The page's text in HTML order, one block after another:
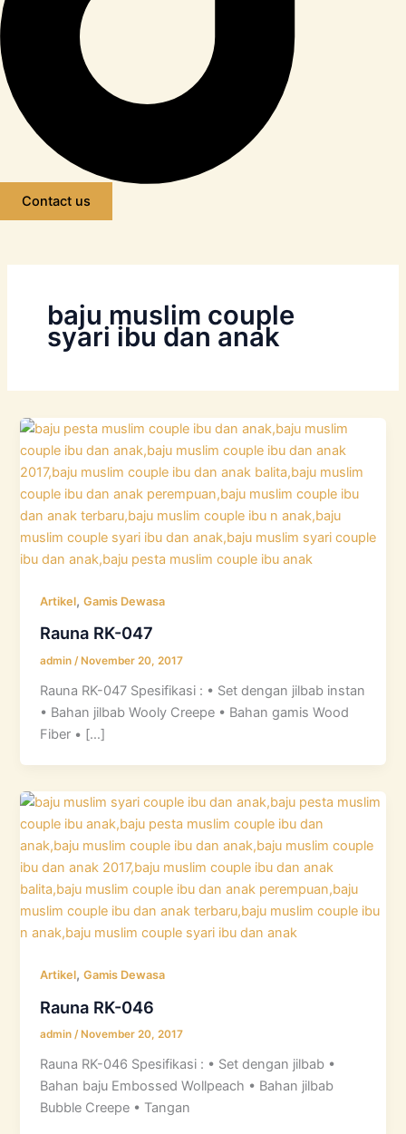
Contact us
baju muslim couple
syari ibu dan anak
Artikel,Gamis Dewasa
Rauna RK-047
admin/ November 20, 2017
Rauna RK-047 Spesifikasi : • Set dengan jilbab instan
• Bahan jilbab Wooly Creepe • Bahan gamis Wood
Fiber • […]
Artikel,Gamis Dewasa
Rauna RK-046
admin/ November 20, 2017
Rauna RK-046 Spesifikasi : • Set dengan jilbab •
Bahan baju Embossed Wollpeach • Bahan jilbab
Bubble Creepe • Tangan